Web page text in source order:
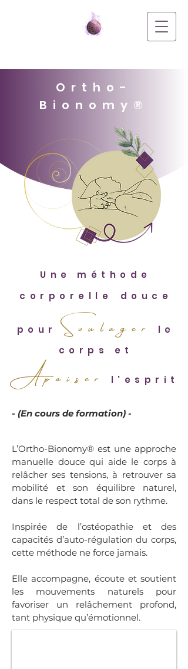
Ortho-
Bionomy®
Une méthode
corporelle
douce
pourSoulager
le
corps et
Apaiser l'esprit
- (En cours de formation) -
L’Ortho-Bionomy® est une approche
manuelle douce qui aide le corps à
relâcher ses tensions, à retrouver sa
mobilité et son équilibre naturel,
dans le respect total de son rythme.
Inspirée de l’ostéopathie et des
capacités d’auto-régulation du corps,
cette méthode ne force jamais.
Elle accompagne, écoute et soutient
les mouvements naturels pour
favoriser un relâchement profond,
tant physique qu’émotionnel.